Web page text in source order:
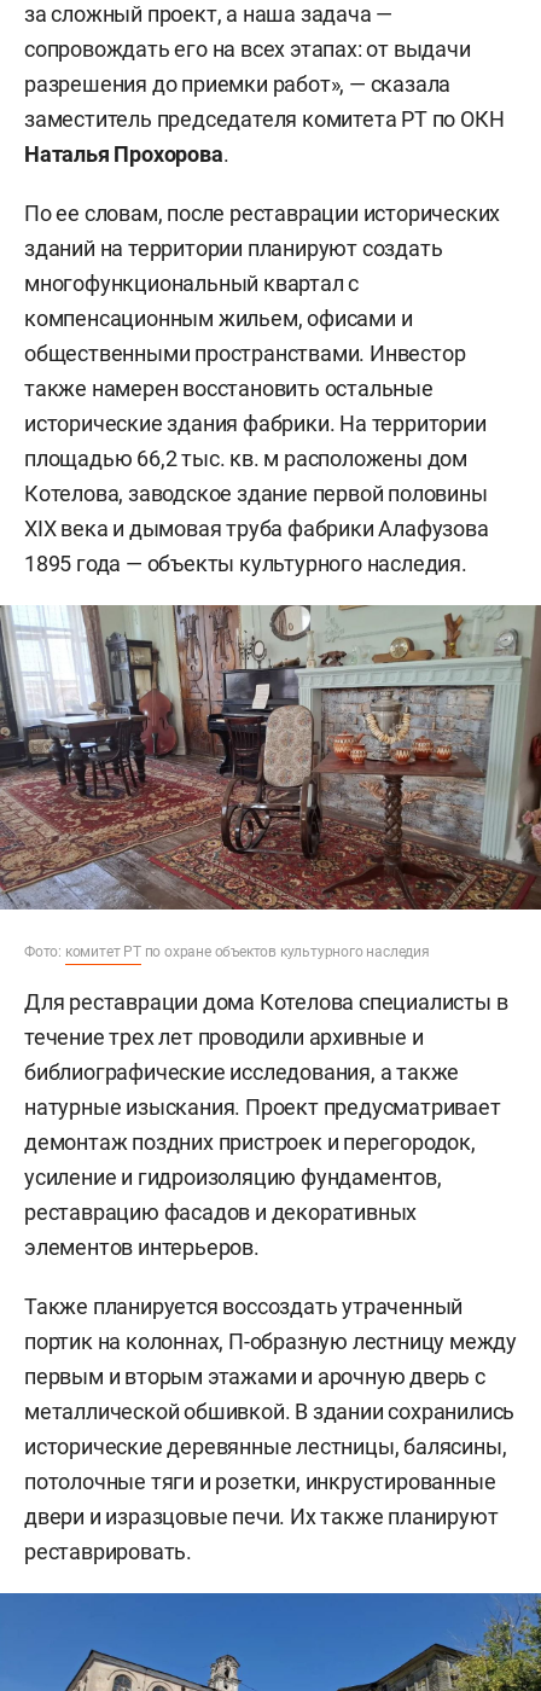
за сложный проект, а наша задача —
сопровождать его на всех этапах: от выдачи
разрешения до приемки работ», — сказала
заместитель председателя комитета РТ по ОКН
Наталья Прохорова.
По ее словам, после реставрации исторических
зданий на территории планируют создать
многофункциональный квартал с
компенсационным жильем, офисами и
общественными пространствами. Инвестор
также намерен восстановить остальные
исторические здания фабрики. На территории
площадью 66,2 тыс. кв. м расположены дом
Котелова, заводское здание первой половины
XIX века и дымовая труба фабрики Алафузова
1895 года — объекты культурного наследия.
Фото: комитет РТпо охране объектов культурного наследия
Для реставрации дома Котелова специалисты в
течение трех лет проводили архивные и
библиографические исследования, а также
натурные изыскания. Проект предусматривает
демонтаж поздних пристроек и перегородок,
усиление и гидроизоляцию фундаментов,
реставрацию фасадов и декоративных
элементов интерьеров.
Также планируется воссоздать утраченный
портик на колоннах, П-образную лестницу между
первым и вторым этажами и арочную дверь с
металлической обшивкой. В здании сохранились
исторические деревянные лестницы, балясины,
потолочные тяги и розетки, инкрустированные
двери и изразцовые печи. Их также планируют
реставрировать.